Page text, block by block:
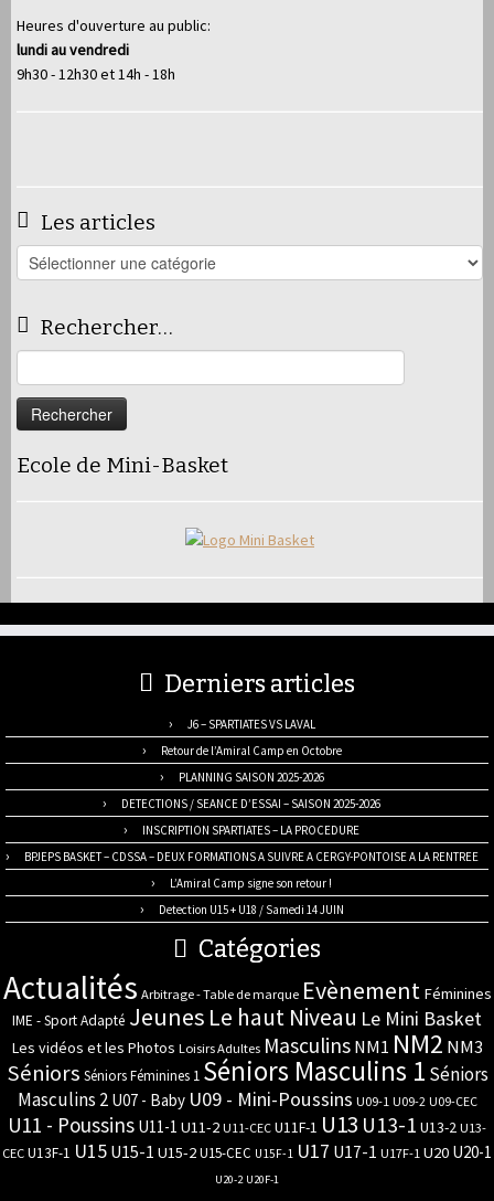
Heures d'ouverture au public:
lundi au vendredi
9h30 - 12h30 et 14h - 18h
Les articles
Les
articles
Rechercher…
Ecole de Mini-Basket
Derniers articles
J6 – SPARTIATES VS LAVAL
Retour de l’Amiral Camp en Octobre
PLANNING SAISON 2025-2026
DETECTIONS / SEANCE D’ESSAI – SAISON 2025-2026
INSCRIPTION SPARTIATES – LA PROCEDURE
BPJEPS BASKET – CDSSA – DEUX FORMATIONS A SUIVRE A CERGY-PONTOISE A LA RENTREE
L’Amiral Camp signe son retour !
Detection U15 + U18 / Samedi 14 JUIN
Catégories
Actualités Arbitrage - Table de marque Evènement Féminines
IME - Sport Adapté Jeunes Le haut Niveau Le Mini Basket
Les vidéos et les Photos Loisirs Adultes Masculins NM1 NM2 NM3
Séniors Séniors Féminines 1 Séniors Masculins 1 Séniors
Masculins 2 U07 - Baby U09 - Mini-Poussins U09-1 U09-2 U09-CEC
U11 - Poussins U11-1 U11-2 U11-CEC U11F-1 U13 U13-1 U13-2 U13-
CEC U13F-1 U15 U15-1 U15-2U15-CEC U15F-1 U17 U17-1 U17F-1 U20 U20-1
U20-2 U20F-1